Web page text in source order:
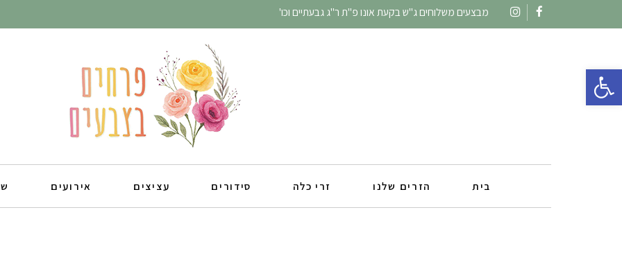
פתח סרגל נגישות
Facebook
Instagram
מבצעים משלוחים ג"ש בקעת אונו פ"ת ר"ג גבעתיים וכו'
בית הזרים שלנו זרי כלה סידורים עציצים אירועים